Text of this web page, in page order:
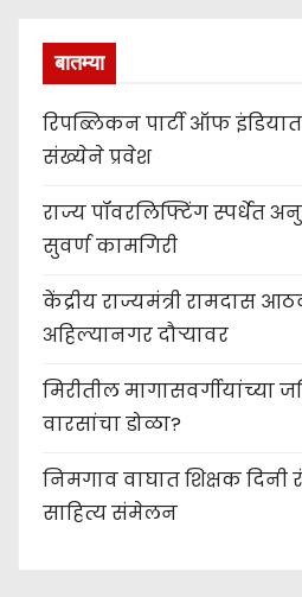
बातम्या
रिपब्लिकन पार्टी ऑफ
संख्येने प्रवेश
राज्य पॉवरलिफ्टिंग स्पर्धेत
सुवर्ण कामगिरी
केंद्रीय राज्यमंत्री रामदास
अहिल्यानगर दौऱ्यावर
मिरीतील मागासवर्गीयांच्या
वारसांचा डोळा?
निमगाव वाघात शिक्षक दिनी
साहित्य संमेलन